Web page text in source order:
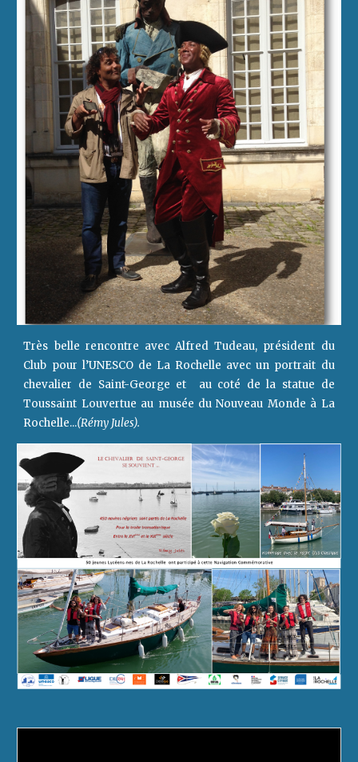
Très belle rencontre avec Alfred Tudeau, président du
Club pour l’UNESCO de La Rochelle avec un portrait du
chevalier de Saint-George et au coté de la statue de
Toussaint Louvertue au musée du Nouveau Monde à La
Rochelle...(Rémy Jules).